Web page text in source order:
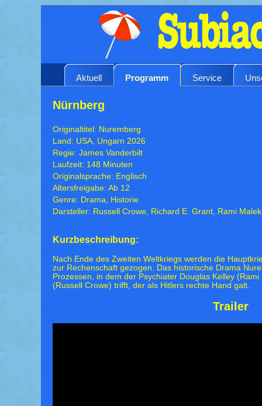
Aktuell Programm Service
Nürnberg
Originaltitel: Nuremberg
Land: USA, Ungarn 2026
Regie: James Vanderbilt
Laufzeit: 148 Minuten
Originalsprache: Englisch
Altersfreigabe: Ab 12
Genre: Drama, Historie
Darsteller: Russell Crowe, Richard E. Grant, Rami Malek
Kurzbeschreibung:
Nach Ende des Zweiten Weltkriegs werden die
zur Rechenschaft gezogen. Das historische Drama
Prozessen, in dem der Psychiater Douglas Kelley
(Russell Crowe) trifft, der als Hitlers rechte Hand galt.
Trailer